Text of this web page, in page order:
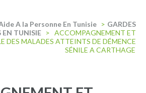
A la Personne En Tunisie > GARDES
EN TUNISIE > ACCOMPAGNEMENT ET
DES MALADES ATTEINTS DE DÉMENCE
SÉNILE A CARTHAGE